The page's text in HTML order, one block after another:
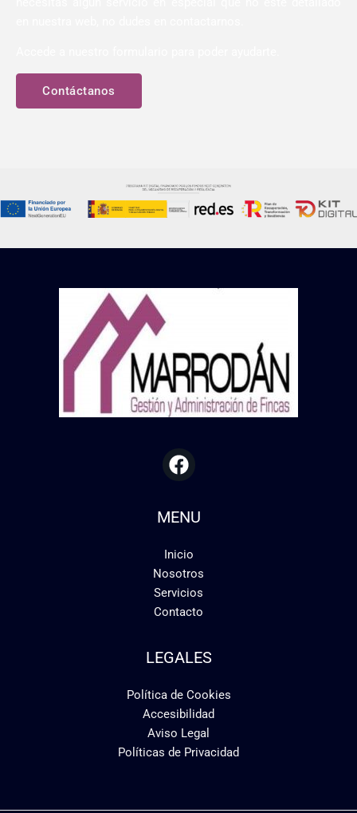
Contáctanos
MENU
Inicio
Nosotros
Servicios
Contacto
LEGALES
Política de Cookies
Accesibilidad
Aviso Legal
Políticas de Privacidad